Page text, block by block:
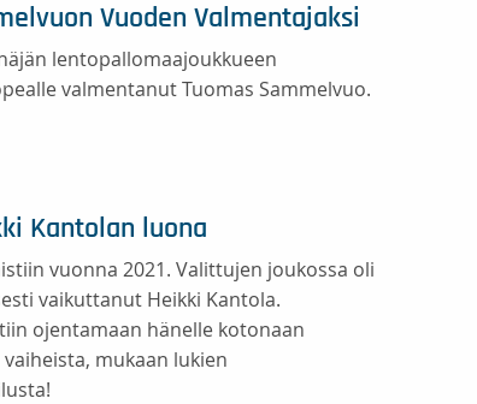
Vuoden Valmentajaksi
lentopallomaajoukkueen
valmentanut Tuomas Sammelvuo.
Kantolan luona
vuonna 2021. Valittujen joukossa oli
vaikuttanut Heikki Kantola.
ojentamaan hänelle kotonaan
mukaan lukien